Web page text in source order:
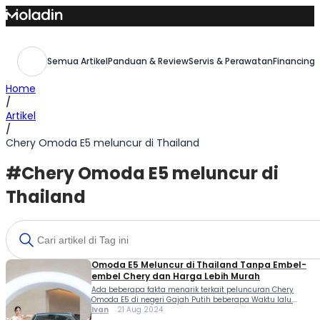
Skip
to
Semua ArtikelPanduan & ReviewServis & Perawatan
Home
/
Artikel
/
Chery Omoda E5 meluncur di Thailand
#Chery Omoda E5 meluncur di
Thailand
Omoda E5 Meluncur di Thailand Tanpa Embel-
embel Chery dan Harga Lebih Murah
Ada beberapa fakta menarik terkait peluncuran Chery
Omoda E5 di negeri Gajah Putih beberapa Waktu lalu.
Omoda E5 meluncur di Thailand tanpa embel-embel Chery
Ivan 21 Aug 2024